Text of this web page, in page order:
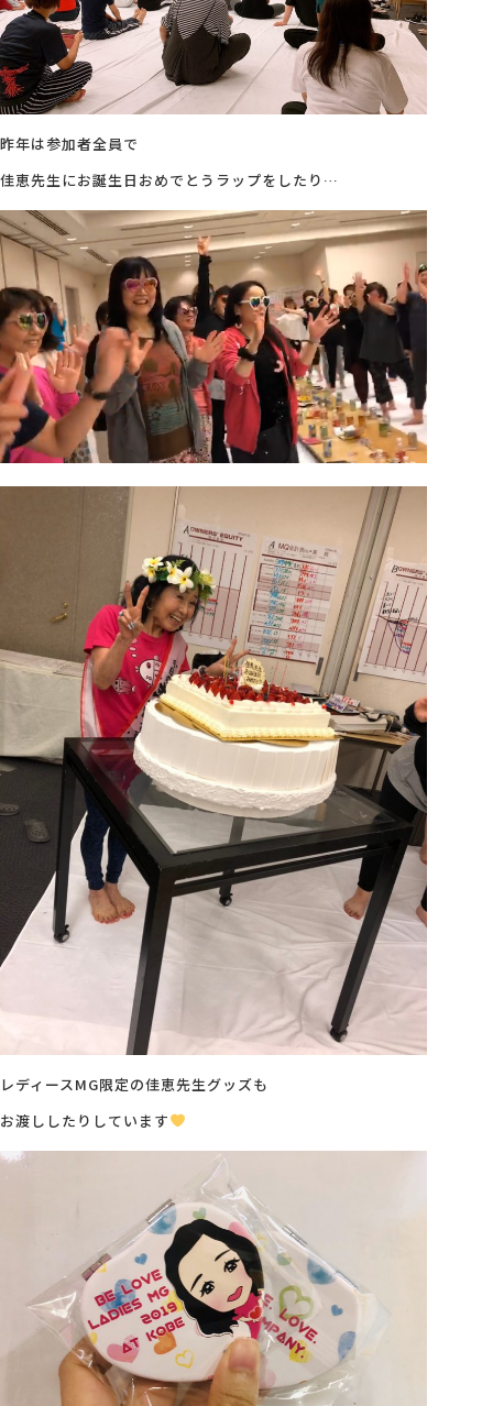
昨年は参加者全員で
佳恵先生にお誕生日おめでとうラップをしたり…
レディースMG限定の佳恵先生グッズも
お渡ししたりしています